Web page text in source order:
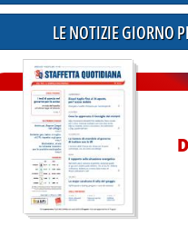
LE NOTIZIE GIORNO